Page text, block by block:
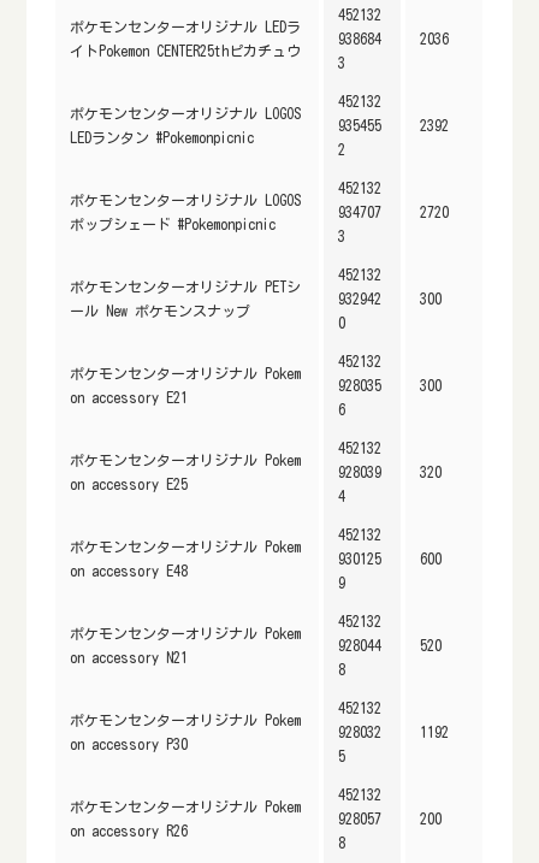
ポケモンセンターオリジナル LEDラ
イトPokemon CENTER25thピカチュウ
452132
938684
3
2036
ポケモンセンターオリジナル LOGOS
LEDランタン #Pokemonpicnic
452132
935455
2
2392
ポケモンセンターオリジナル LOGOS
ポップシェード #Pokemonpicnic
452132
934707
3
2720
ポケモンセンターオリジナル PETシ
ール New ポケモンスナップ
452132
932942
0
300
ポケモンセンターオリジナル Pokem
on accessory E21
452132
928035
6
300
ポケモンセンターオリジナル Pokem
on accessory E25
452132
928039
4
320
ポケモンセンターオリジナル Pokem
on accessory E48
452132
930125
9
600
ポケモンセンターオリジナル Pokem
on accessory N21
452132
928044
8
520
ポケモンセンターオリジナル Pokem
on accessory P30
452132
928032
5
1192
ポケモンセンターオリジナル Pokem
on accessory R26
452132
928057
8
200